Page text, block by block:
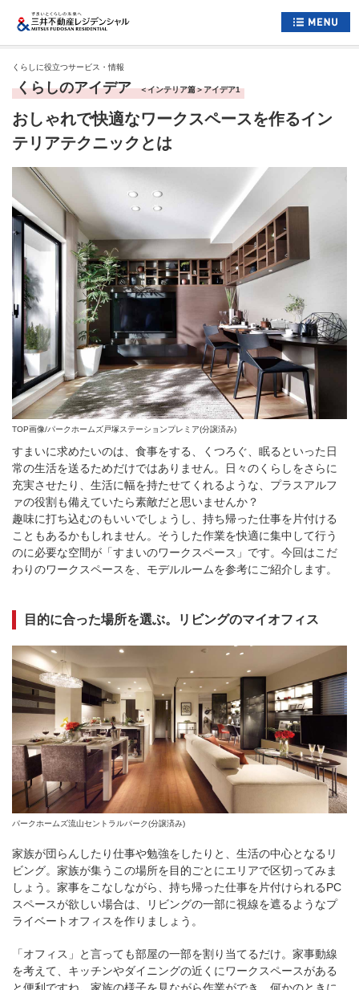
ホーム
すまいについて
くらしについて
企業情報
採用情報
住まい情報総合サイト
お問い合わせ
サイトマップ
公式アカウント一覧
くらしに役立つサービス・情報
くらしのアイデア ＜インテリア篇＞アイデア1
おしゃれで快適なワークスペースを作るイン
テリアテクニックとは
TOP画像/パークホームズ戸塚ステーションプレミア(分譲済み)
すまいに求めたいのは、食事をする、くつろぐ、眠るといった日
常の生活を送るためだけではありません。日々のくらしをさらに
充実させたり、生活に幅を持たせてくれるような、プラスアルフ
ァの役割も備えていたら素敵だと思いませんか？
趣味に打ち込むのもいいでしょうし、持ち帰った仕事を片付ける
こともあるかもしれません。そうした作業を快適に集中して行う
のに必要な空間が「すまいのワークスペース」です。今回はこだ
わりのワークスペースを、モデルルームを参考にご紹介します。
目的に合った場所を選ぶ。リビングのマイオフィス
パークホームズ流山セントラルパーク(分譲済み)
家族が団らんしたり仕事や勉強をしたりと、生活の中心となるリ
ビング。家族が集うこの場所を目的ごとにエリアで区切ってみま
しょう。家事をこなしながら、持ち帰った仕事を片付けられるPC
スペースが欲しい場合は、リビングの一部に視線を遮るようなプ
ライベートオフィスを作りましょう。
「オフィス」と言っても部屋の一部を割り当てるだけ。家事動線
を考えて、キッチンやダイニングの近くにワークスペースがある
と便利ですね。家族の様子を見ながら作業ができ、何かのときに